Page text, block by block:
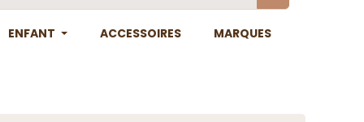
ENFANT ACCESSOIRES MARQUES